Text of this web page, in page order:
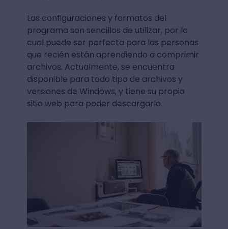
Las configuraciones y formatos del
programa son sencillos de utilizar, por lo
cual puede ser perfecta para las personas
que recién están aprendiendo a comprimir
archivos. Actualmente, se encuentra
disponible para todo tipo de archivos y
versiones de Windows, y tiene su propio
sitio web para poder descargarlo.